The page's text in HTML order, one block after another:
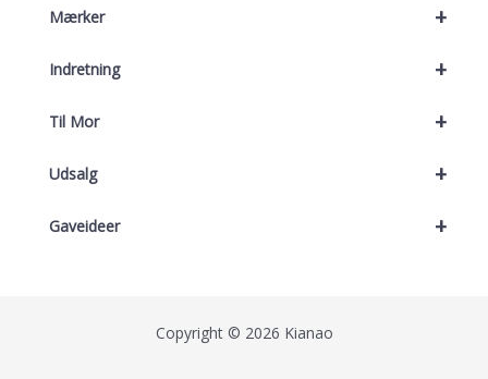
+
Mærker
+
Indretning
+
Til Mor
+
Udsalg
+
Gaveideer
Copyright © 2026 Kianao